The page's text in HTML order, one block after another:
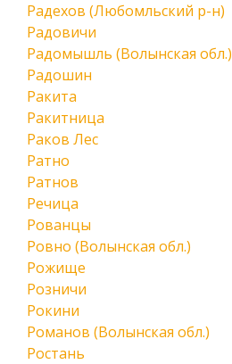
Радехов (Любомльский р-н)
Радовичи
Радомышль (Волынская обл.)
Радошин
Ракита
Ракитница
Раков Лес
Ратно
Ратнов
Речица
Рованцы
Ровно (Волынская обл.)
Рожище
Розничи
Рокини
Романов (Волынская обл.)
Ростань